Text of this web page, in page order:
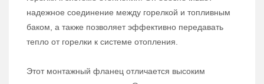
надежное соединение между горелкой и топливным
баком, а также позволяет эффективно передавать
тепло от горелки к системе отопления.
Этот монтажный фланец отличается высоким